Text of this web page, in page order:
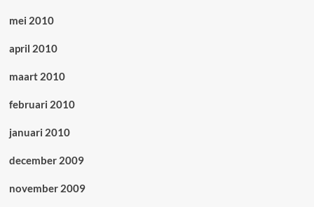
mei 2010
april 2010
maart 2010
februari 2010
januari 2010
december 2009
november 2009